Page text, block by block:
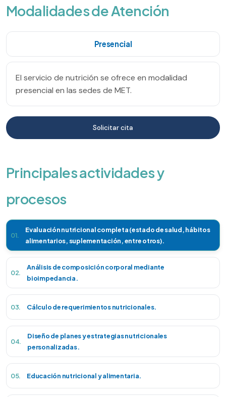
Modalidades de Atención
Presencial
El servicio de nutrición se ofrece en modalidad
presencial en las sedes de MET.
Solicitar cita
Principales actividades y
procesos
01.
Evaluación nutricional completa (estado de salud, hábitos
alimentarios, suplementación, entre otros).
02.
Análisis de composición corporal mediante
bioimpedancia.
03. Cálculo de requerimientos nutricionales.
04.
Diseño de planes y estrategias nutricionales
personalizadas.
05. Educación nutricional y alimentaria.